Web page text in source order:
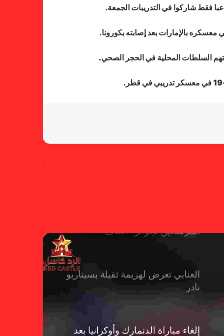
بالإمارات بعد إصابته بكورونا.
السلطات المحلية في الحجر الصحي.
في ختام الليجا
جاهزية منشآت دورة الألعاب للأندية
آل خليفة: الشارقة تقدم نموذجاً عربياً
أزمة نفسية وراء غياب مبابي عن
بسبب تصريحات مهينة.. إيقاف حكم
حضور عربي قوي في قائمة
المرشحين لجوائز “الكاف”
العنابي تعرض لهزيمة ثقيلة بسيناريو
نادر
إلغاء مباراة الدنمارك وأوكرانيا بعد